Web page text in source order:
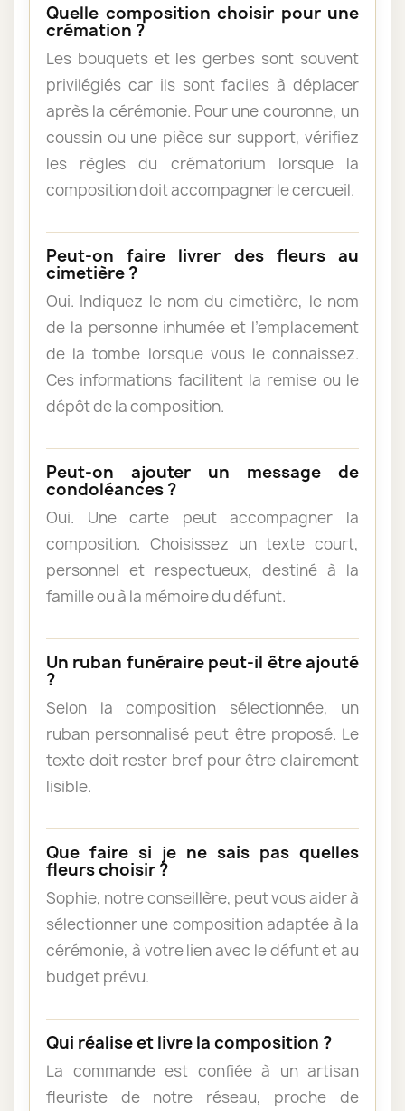
Quelle composition choisir pour une
crémation ?
Les bouquets et les gerbes sont souvent
privilégiés car ils sont faciles à déplacer
après la cérémonie. Pour une couronne, un
coussin ou une pièce sur support, vérifiez
les règles du crématorium lorsque la
composition doit accompagner le cercueil.
Peut-on faire livrer des fleurs au
cimetière ?
Oui. Indiquez le nom du cimetière, le nom
de la personne inhumée et l’emplacement
de la tombe lorsque vous le connaissez.
Ces informations facilitent la remise ou le
dépôt de la composition.
Peut-on ajouter un message de
condoléances ?
Oui. Une carte peut accompagner la
composition. Choisissez un texte court,
personnel et respectueux, destiné à la
famille ou à la mémoire du défunt.
Un ruban funéraire peut-il être ajouté
?
Selon la composition sélectionnée, un
ruban personnalisé peut être proposé. Le
texte doit rester bref pour être clairement
lisible.
Que faire si je ne sais pas quelles
fleurs choisir ?
Sophie, notre conseillère, peut vous aider à
sélectionner une composition adaptée à la
cérémonie, à votre lien avec le défunt et au
budget prévu.
Qui réalise et livre la composition ?
La commande est confiée à un artisan
fleuriste de notre réseau, proche de